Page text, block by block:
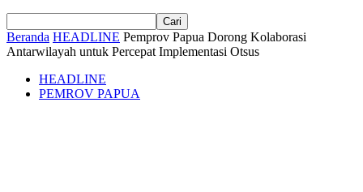
Beranda HEADLINE Pemprov Papua Dorong Kolaborasi
Antarwilayah untuk Percepat Implementasi Otsus
HEADLINE
PEMROV PAPUA